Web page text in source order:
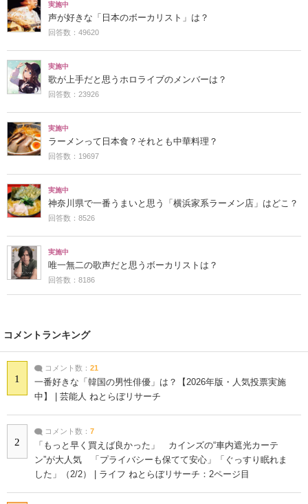
実施中
声が好きな「日本のボーカリスト」は？
回答数：49620
実施中
歌が上手だと思うホロライブのメンバーは？
回答数：23926
実施中
ラーメンって日本食？それとも中華料理？
回答数：19697
実施中
神奈川県で一番うまいと思う「横浜家系ラーメン店」はどこ？
回答数：8526
実施中
唯一無二の歌声だと思うボーカリストは？
回答数：8186
コメントランキング
1
コメント数： 21
一番好きな「韓国の男性俳優」は？【2026年版・人気投票実施
中】 | 芸能人 ねとらぼリサーチ
2
コメント数： 7
「もっと早く買えば良かった」 カインズの“車内遮光カーテ
ン”が大人気 「プライバシーも保てて安心」「ぐっすり眠れま
した」（2/2） | ライフ ねとらぼリサーチ：2ページ目